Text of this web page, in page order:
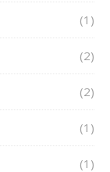
(1)
(2)
(2)
(1)
(1)